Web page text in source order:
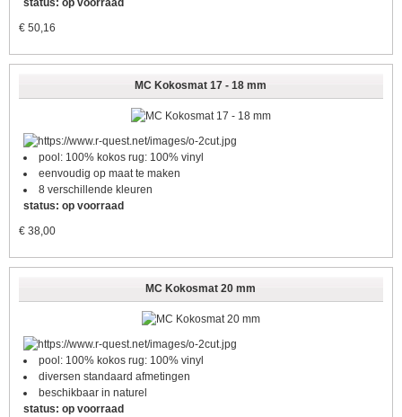
status: op voorraad
€ 50,16
MC Kokosmat 17 - 18 mm
pool: 100% kokos rug: 100% vinyl
eenvoudig op maat te maken
8 verschillende kleuren
status: op voorraad
€ 38,00
MC Kokosmat 20 mm
pool: 100% kokos rug: 100% vinyl
diversen standaard afmetingen
beschikbaar in naturel
status: op voorraad